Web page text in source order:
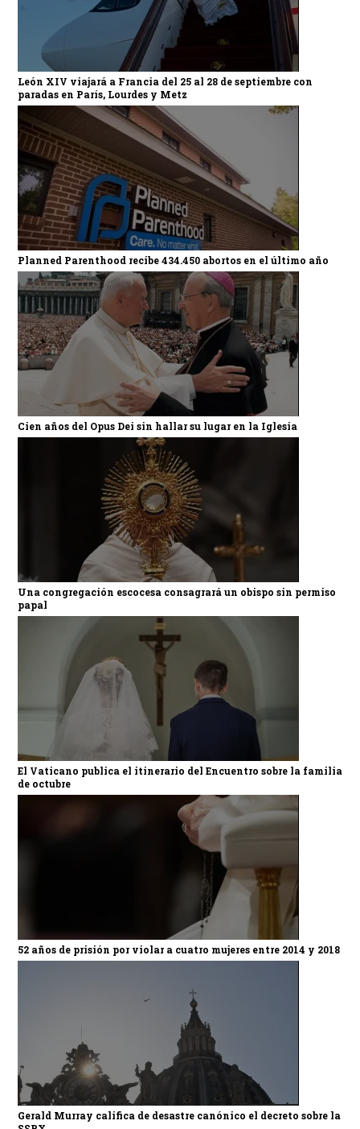
León XIV viajará a Francia del 25 al 28 de septiembre con
paradas en París, Lourdes y Metz
Planned Parenthood recibe 434.450 abortos en el último año
Cien años del Opus Dei sin hallar su lugar en la Iglesia
Una congregación escocesa consagrará un obispo sin permiso
papal
El Vaticano publica el itinerario del Encuentro sobre la familia
de octubre
52 años de prisión por violar a cuatro mujeres entre 2014 y 2018
Gerald Murray califica de desastre canónico el decreto sobre la